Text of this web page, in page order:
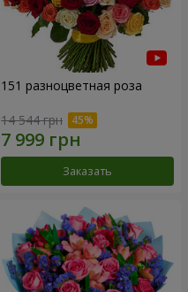
151 разноцветная роза
14 544 грн
Заказать